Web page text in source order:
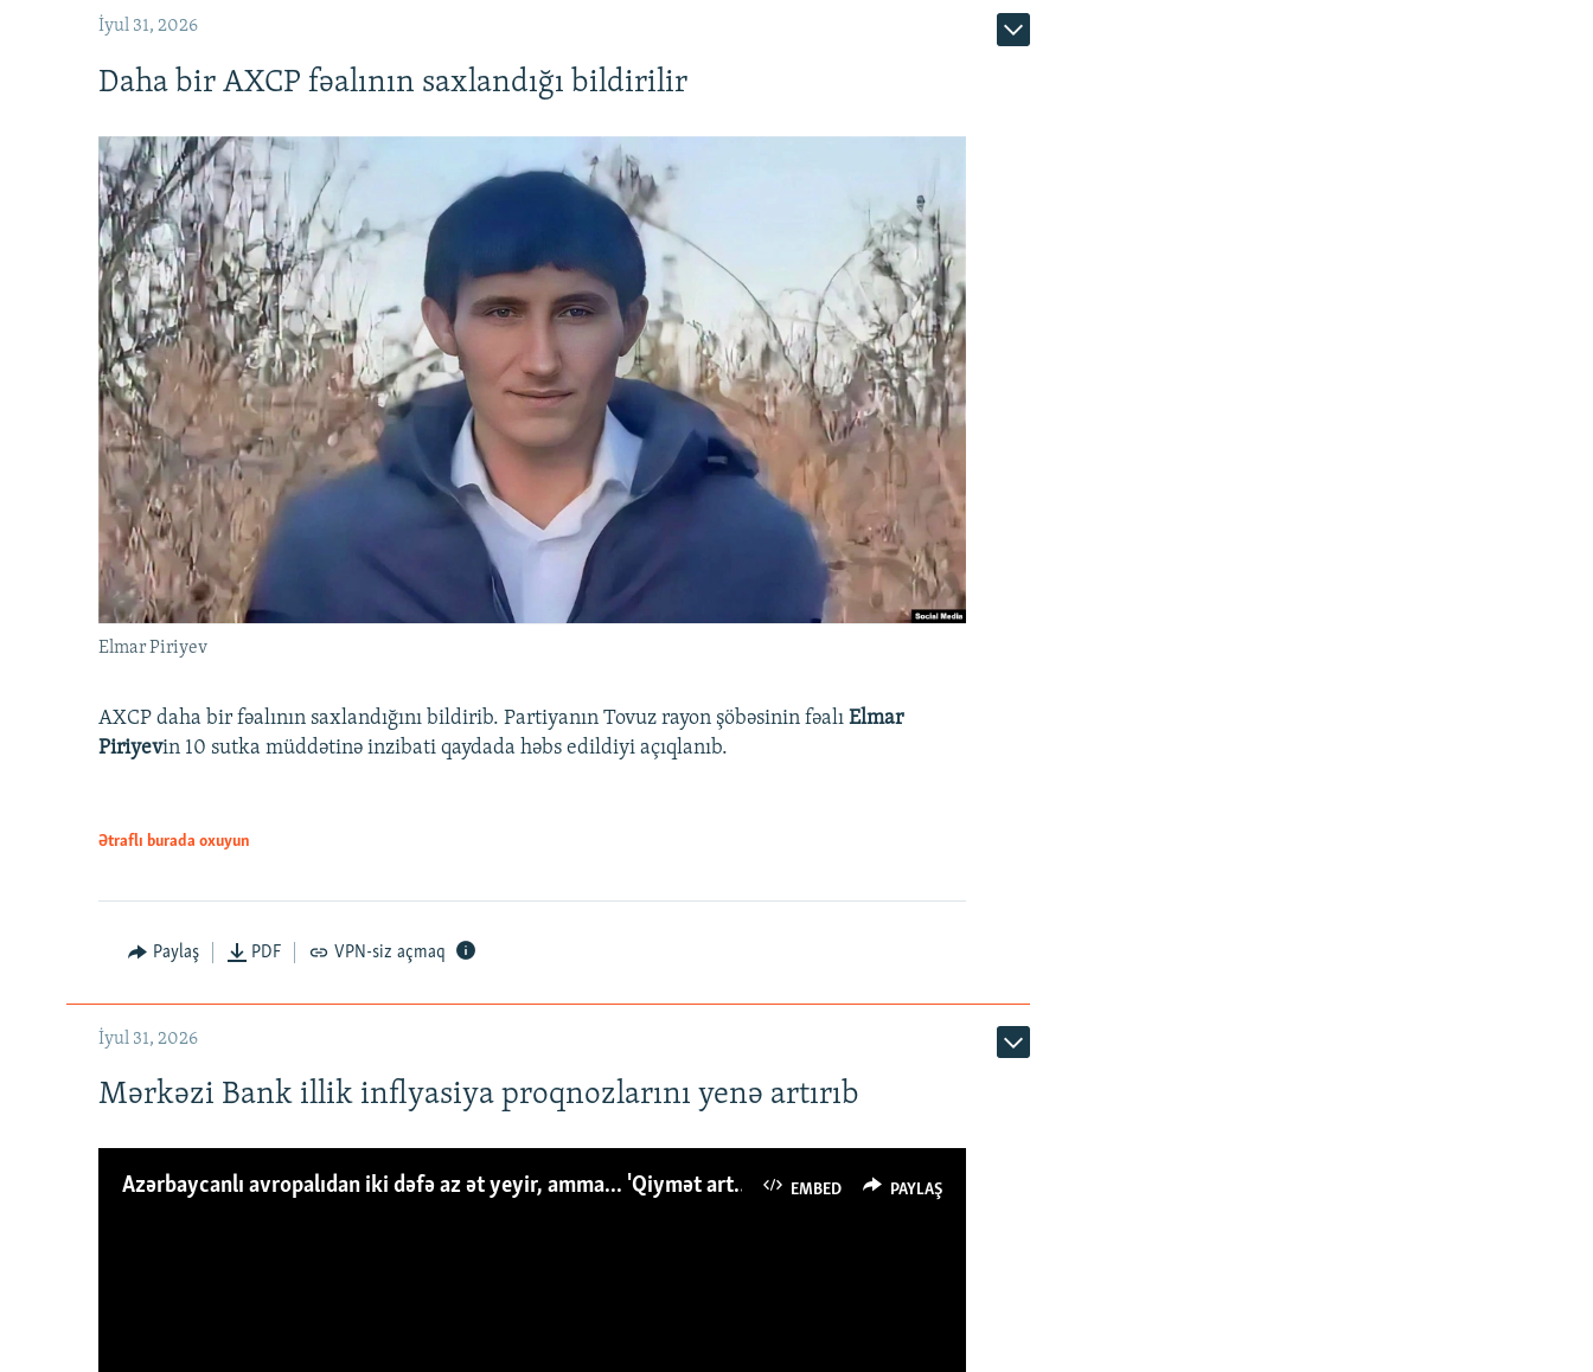
İyul 31, 2026
Daha bir AXCP fəalının saxlandığı bildirilir
Elmar Piriyev
AXCP daha bir fəalının saxlandığını bildirib. Partiyanın Tovuz rayon şöbəsinin fəalı Elmar
Piriyevin 10 sutka müddətinə inzibati qaydada həbs edildiyi açıqlanıb.
Ətraflı burada oxuyun
Paylaş PDF VPN-siz açmaq
İyul 31, 2026
Mərkəzi Bank illik inflyasiya proqnozlarını yenə artırıb
EMBED PAYLAŞ
Azərbaycanlı avropalıdan iki dəfə az ət yeyir, amma... 'Qiymət artımı qaçılmazdır'